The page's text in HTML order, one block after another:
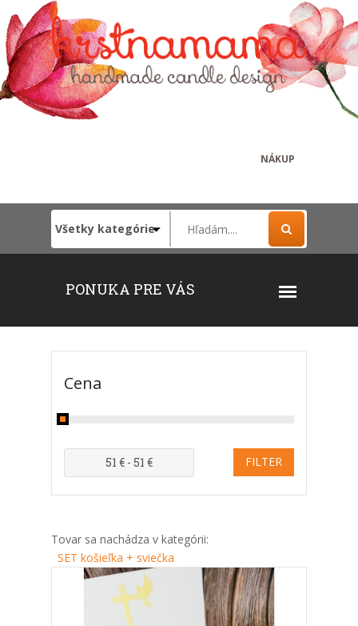
NÁKUP
PONUKA PRE VÁS
Cena
Tovar sa nachádza v kategórii:
SET košieľka + sviečka